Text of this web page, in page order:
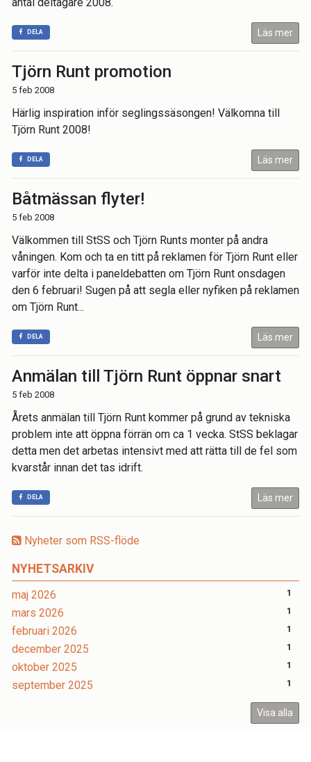
Nyheter som RSS-flöde
NYHETSARKIV
maj 2026 1
mars 2026 1
februari 2026 1
december 2025 1
oktober 2025 1
september 2025 1
Visa alla
DELA Läs mer
Tjörn Runt promotion
5 feb 2008
Härlig inspiration inför seglingssäsongen! Välkomna till
Tjörn Runt 2008!
DELA Läs mer
Båtmässan flyter!
5 feb 2008
Välkommen till StSS och Tjörn Runts monter på andra
våningen. Kom och ta en titt på reklamen för Tjörn Runt eller
varför inte delta i paneldebatten om Tjörn Runt onsdagen
den 6 februari! Sugen på att segla eller nyfiken på reklamen
om Tjörn Runt...
DELA Läs mer
Anmälan till Tjörn Runt öppnar snart
5 feb 2008
Årets anmälan till Tjörn Runt kommer på grund av tekniska
problem inte att öppna förrän om ca 1 vecka. StSS beklagar
detta men det arbetas intensivt med att rätta till de fel som
kvarstår innan det tas idrift.
DELA Läs mer